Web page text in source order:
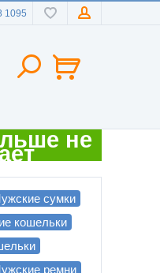
1095
не
сумки
кошельки
ремни